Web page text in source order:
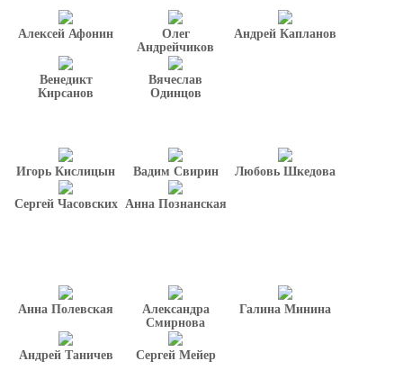
Алексей Афонин
Олег
Андрейчиков
Андрей Капланов
Венедикт
Кирсанов
Вячеслав
Одинцов
Игорь Кислицын Вадим Свирин Любовь Шкедова
Сергей Часовских Анна Познанская
Анна Полевская
Александра
Смирнова
Галина Минина
Андрей Таничев Сергей Мейер